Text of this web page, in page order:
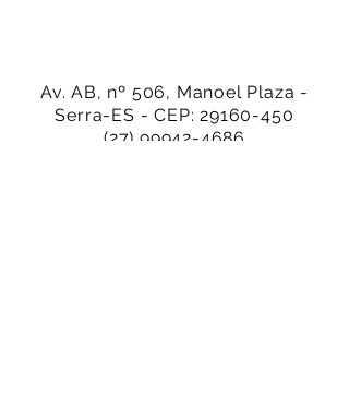
Av. AB, nº 506, Manoel Plaza -
Serra-ES - CEP: 29160-450
(27) 99942-4686